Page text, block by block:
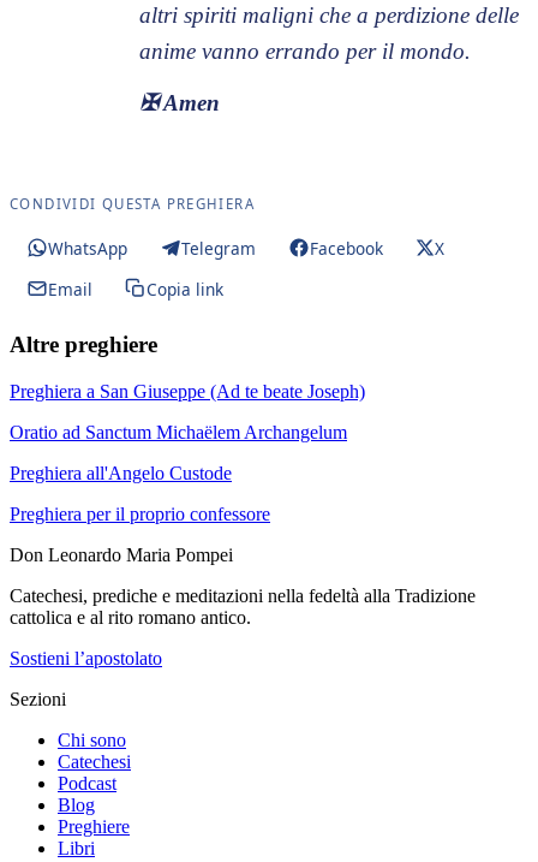
altri spiriti maligni che a perdizione delle
anime vanno errando per il mondo.
✠Amen
CONDIVIDI QUESTA PREGHIERA
WhatsApp Telegram Facebook
X
Email
Copia link
Altre preghiere
Preghiera a San Giuseppe (Ad te beate Joseph)
Oratio ad Sanctum Michaëlem Archangelum
Preghiera all'Angelo Custode
Preghiera per il proprio confessore
Don Leonardo Maria Pompei
Catechesi, prediche e meditazioni nella fedeltà alla Tradizione
cattolica e al rito romano antico.
Sostieni l’apostolato
Sezioni
Chi sono
Catechesi
Podcast
Blog
Preghiere
Libri